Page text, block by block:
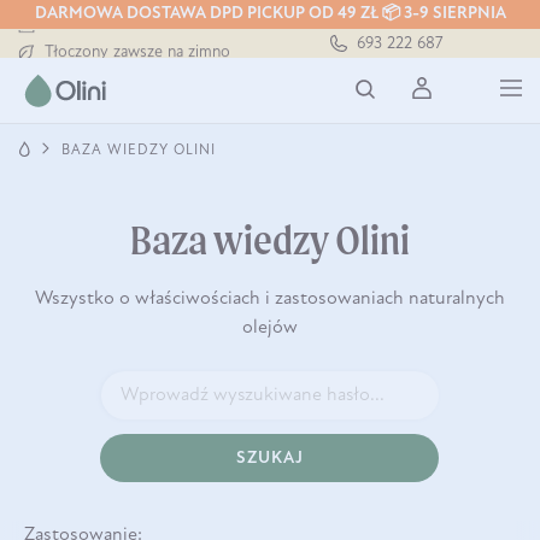
DARMOWA DOSTAWA DPD PICKUP OD 49 ZŁ 📦 3-9 SIERPNIA
Darmowa dostawa od 199 zł
Tłoczony zawsze na zimno
Darmowa dostawa od 199 zł
693 222 687
BAZA WIEDZY OLINI
Baza wiedzy Olini
Wszystko o właściwościach i zastosowaniach naturalnych
olejów
SZUKAJ
Zastosowanie: